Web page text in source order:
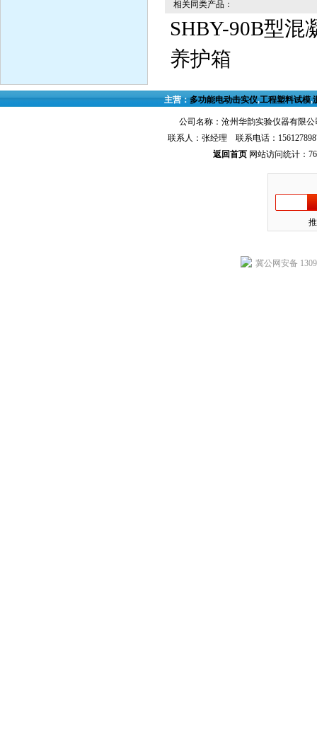
相关同类产品：
SHBY-90B型混
养护箱
主营：多功能电动击实仪,工程塑料试模,
公司名称：沧州华韵实验仪器有限
联系人：张经理 联系电话：
返回首页网站访问统计：
冀公网安备